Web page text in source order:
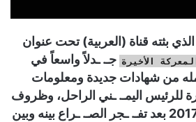
الذي بثته قناة (العربية) تحت عنوان
الأخيرة جـ. ـدلاً واسعاً في
من شهادات جديدة ومعلومات
للرئيس اليمـ. ـني الراحل، وظروف
مقـ. ـتله في ديسمبر 2017 بعد تفـ. ـجر الصـ. ـراع بينه وبين